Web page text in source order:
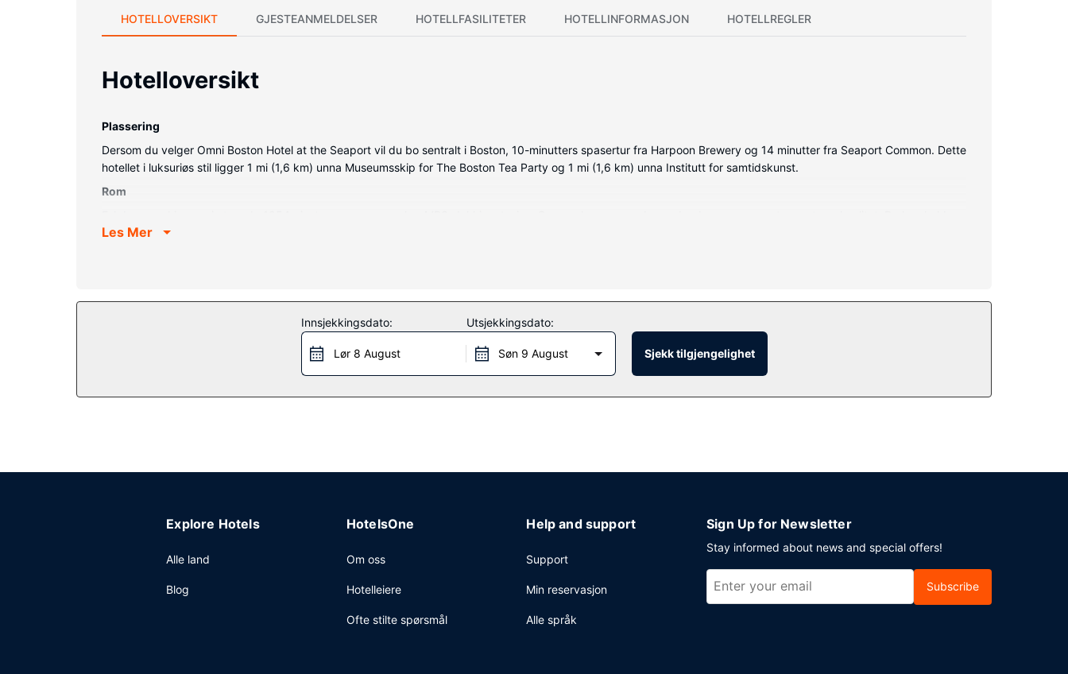
HOTELLOVERSIKT GJESTEANMELDELSER HOTELLFASILITETER HOTELLINFORMASJON HOTELLREGLER
Hotelloversikt
Plassering
Dersom du velger Omni Boston Hotel at the Seaport vil du bo sentralt i Boston, 10-minutters spasertur fra Harpoon Brewery og 14 minutter fra Seaport Common. Dette
hotellet i luksuriøs stil ligger 1 mi (1,6 km) unna Museumsskip for The Boston Tea Party og 1 mi (1,6 km) unna Institutt for samtidskunst.
Rom
deg oppdatert med wi-fi (inkludert) på rommet. Rommene har privat bad med hårføner og badekåper.
Ta deg noe å spise på Kestra, en av dette hotellets 4 restauranter, eller bli på rommet og benytt deg av romservice (døgnet rundt). Du kan også få noe lett å bite i på
kafeen. Stedet har en bassengbar samt 2 barer/lounger hvor du kan koble av med noe godt å drikke. Komplett frokost serveres fra kl. 06.30 til kl. 11.00 på
hverdagene og fra kl. 07.00 til kl. 11.00 i helgene, mot et tillegg.
Les Mer
Innsjekkingsdato:
Lør 8 August
Utsjekkingsdato:
Søn 9 August Sjekk tilgjengelighet
Explore Hotels
Alle land
Blog
HotelsOne
Om oss
Hotelleiere
Ofte stilte spørsmål
Help and support
Support
Min reservasjon
Alle språk
Sign Up for Newsletter
Stay informed about news and special offers!
Subscribe